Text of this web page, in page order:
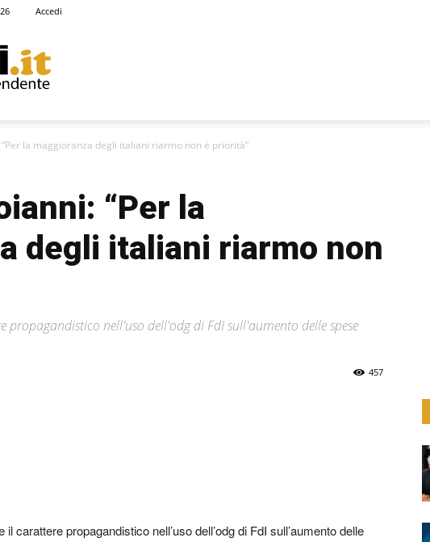
Accedi
la maggioranza degli italiani riarmo non è priorità”
“Per la
degli italiani riarmo non
propagandistico nell'uso dell'odg di FdI sull'aumento delle spese
457
carattere propagandistico nell’uso dell’odg di FdI sull’aumento delle